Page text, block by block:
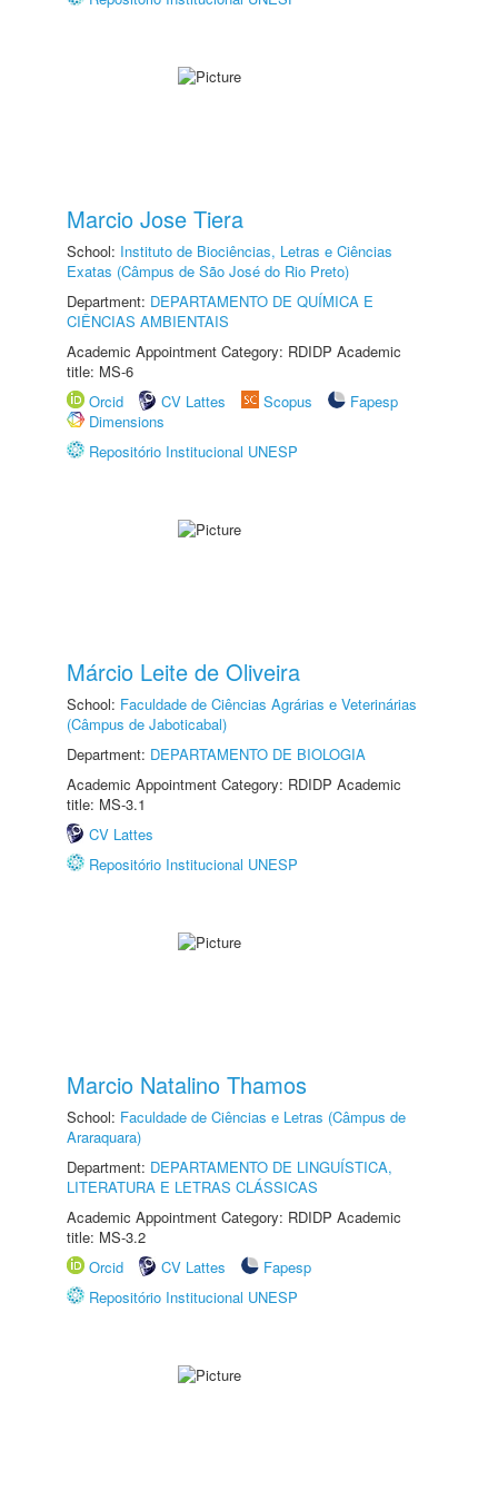
Marcio Jose Tiera
School: Instituto de Biociências, Letras e Ciências
Exatas (Câmpus de São José do Rio Preto)
Department: DEPARTAMENTO DE QUÍMICA E
CIÊNCIAS AMBIENTAIS
Academic Appointment Category: RDIDP Academic
title: MS-6
Orcid
CV Lattes Scopus
Fapesp
Dimensions
Repositório Institucional UNESP
Márcio Leite de Oliveira
School: Faculdade de Ciências Agrárias e Veterinárias
(Câmpus de Jaboticabal)
Department: DEPARTAMENTO DE BIOLOGIA
Academic Appointment Category: RDIDP Academic
title: MS-3.1
CV Lattes
Repositório Institucional UNESP
Marcio Natalino Thamos
School: Faculdade de Ciências e Letras (Câmpus de
Araraquara)
Department: DEPARTAMENTO DE LINGUÍSTICA,
LITERATURA E LETRAS CLÁSSICAS
Academic Appointment Category: RDIDP Academic
title: MS-3.2
Orcid
CV Lattes
Fapesp
Repositório Institucional UNESP